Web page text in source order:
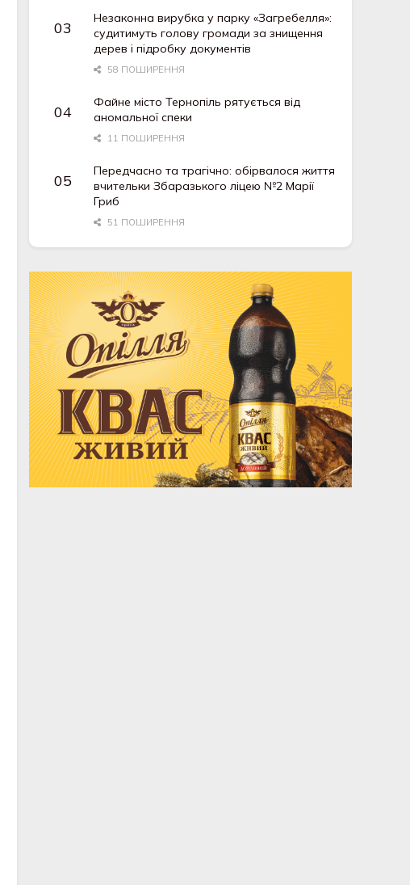
Незаконна вирубка у парку «Загребелля»:
судитимуть голову громади за знищення
дерев і підробку документів
58 ПОШИРЕННЯ
Файне місто Тернопіль рятується від
аномальної спеки
11 ПОШИРЕННЯ
Передчасно та трагічно: обірвалося життя
вчительки Збаразького ліцею №2 Марії
Гриб
51 ПОШИРЕННЯ